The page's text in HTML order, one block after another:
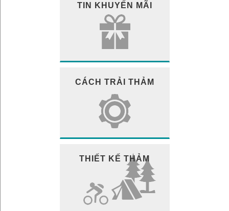
TIN KHUYẾN MÃI
CÁCH TRẢI THẢM
THIẾT KẾ THẢM